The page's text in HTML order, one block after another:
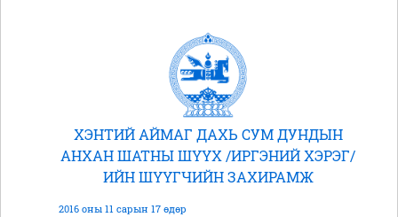
ХЭНТИЙ АЙМАГ ДАХЬ СУМ ДУНДЫН
АНХАН ШАТНЫ ШҮҮХ /ИРГЭНИЙ ХЭРЭГ/
ИЙН ШҮҮГЧИЙН ЗАХИРАМЖ
2016 оны 11 сарын 17 өдөр